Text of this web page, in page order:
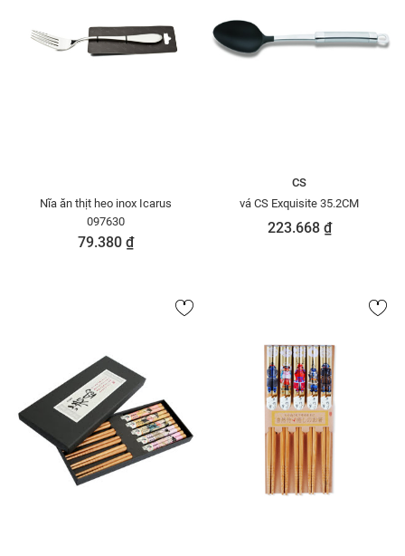
Nĩa ăn thịt heo inox Icarus
097630
79.380 ₫
CS
vá CS Exquisite 35.2CM
223.668 ₫